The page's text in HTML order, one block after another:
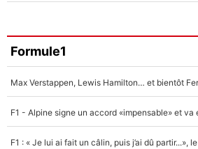
Formule1